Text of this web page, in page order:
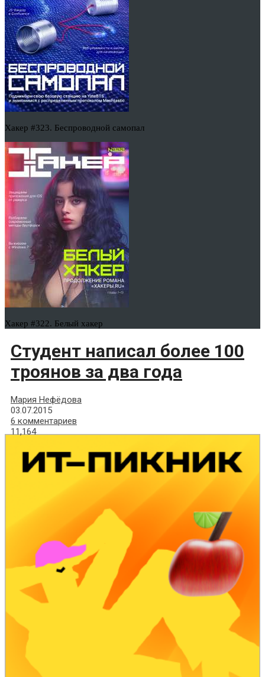
Хакер #323. Беспроводной самопал
Хакер #322. Белый хакер
Студент написал более 100
троянов за два года
Мария Нефёдова
03.07.2015
6 комментариев
11,164